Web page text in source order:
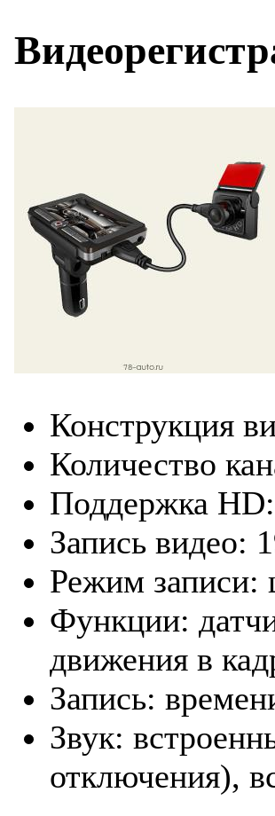
Конструкция
Количество
Поддержка
Запись видео:
Режим записи:
Функции:
движения в
Запись:
Звук:
отключения),